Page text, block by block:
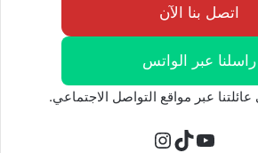
اتصل بنا الآن
راسلنا عبر الواتس
عبر مواقع التواصل الاجتماعي.
يوتيوب
تيك توكإنستجرام